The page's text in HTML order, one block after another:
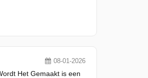
08-01-2026
Het Gemaakt is een